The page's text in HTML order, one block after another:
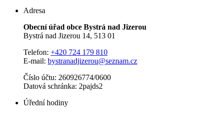
Adresa
Obecní úřad obce Bystrá nad Jizerou
Bystrá nad Jizerou 14, 513 01
Telefon: +420 724 179 810
E-mail: bystranadjizerou@seznam.cz
Číslo účtu: 260926774/0600
Datová schránka: 2pajds2
Úřední hodiny